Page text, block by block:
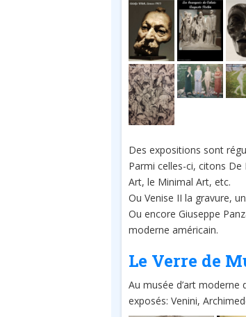
Des expositions sont
Parmi celles-ci, citons De
Art, le Minimal Art, etc.
Ou Venise II la gravure,
Ou encore Giuseppe
moderne américain.
Le Verre de
Au musée d’art moderne
exposés: Venini,